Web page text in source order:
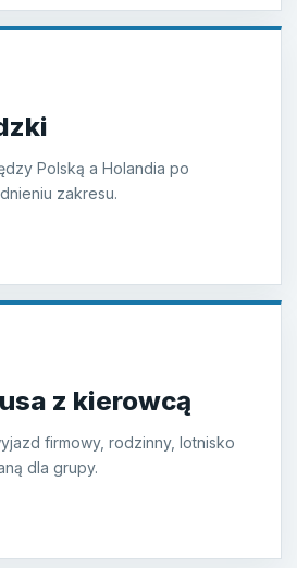
Polską a Holandia po
zakresu.
z kierowcą
firmowy, rodzinny, lotnisko
dla grupy.